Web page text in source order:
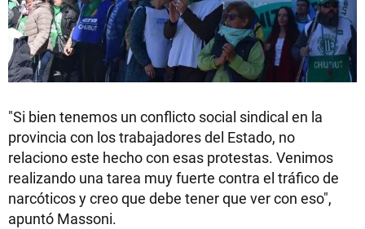
"Si bien tenemos un conflicto social sindical en la
provincia con los trabajadores del Estado, no
relaciono este hecho con esas protestas. Venimos
realizando una tarea muy fuerte contra el tráfico de
narcóticos y creo que debe tener que ver con eso",
apuntó Massoni.